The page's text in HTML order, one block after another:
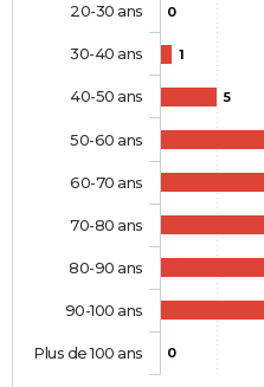
0
1
5
0
20-30 ans
30-40 ans
40-50 ans
50-60 ans
60-70 ans
70-80 ans
80-90 ans
90-100 ans
Plus de 100 ans